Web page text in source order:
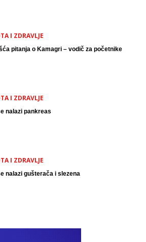
I ZDRAVLJE
pitanja o Kamagri – vodič za početnike
I ZDRAVLJE
nalazi pankreas
I ZDRAVLJE
nalazi gušterača i slezena